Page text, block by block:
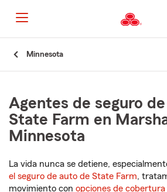
al
contenido
principal
Minnesota
Agentes de seguro
State Farm en
Minnesota
La vida nunca se detiene,
el seguro de auto de State Farm,
movimiento con opciones de cobertura